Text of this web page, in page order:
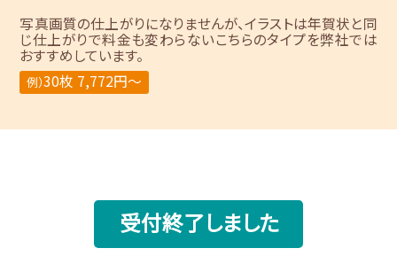
写真画質の仕上がりになりませんが、イラストは年賀状と同
じ仕上がりで料金も変わらないこちらのタイプを弊社では
おすすめしています。
例）30枚 7,772円～
受付終了しました